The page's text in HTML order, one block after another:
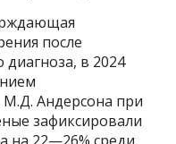
после
диагноза, в 2024
М.Д. Андерсона при
зафиксировали